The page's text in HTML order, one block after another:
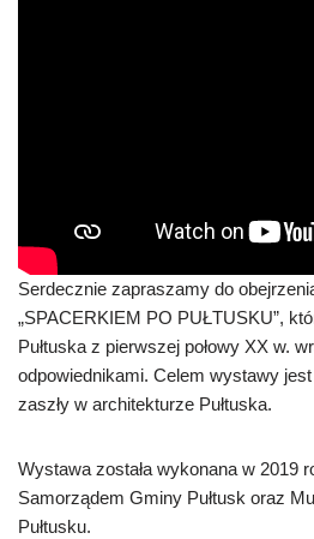
Serdecznie zapraszamy do
„SPACERKIEM PO PUŁTUSKU”,
Pułtuska z pierwszej połowy XX w.
odpowiednikami. Celem wystawy
zaszły w architekturze Pułtuska.
Wystawa została wykonana w 2019
Samorządem Gminy Pułtusk oraz
Pułtusku.